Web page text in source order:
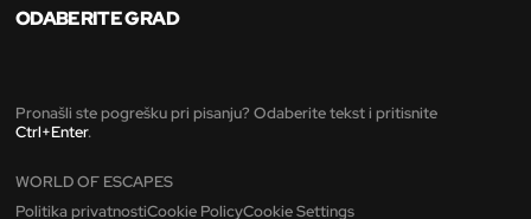
ODABERITE GRAD
Pronašli ste pogrešku pri pisanju? Odaberite tekst i pritisnite
Ctrl+Enter.
WORLD OF ESCAPES
Politika privatnostiCookie PolicyCookie Settings